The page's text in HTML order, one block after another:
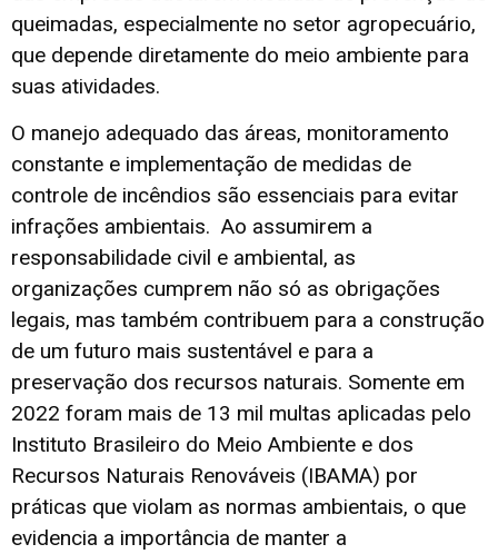
queimadas, especialmente no setor agropecuário,
que depende diretamente do meio ambiente para
suas atividades.
O manejo adequado das áreas, monitoramento
constante e implementação de medidas de
controle de incêndios são essenciais para evitar
infrações ambientais. Ao assumirem a
responsabilidade civil e ambiental, as
organizações cumprem não só as obrigações
legais, mas também contribuem para a construção
de um futuro mais sustentável e para a
preservação dos recursos naturais. Somente em
2022 foram mais de 13 mil multas aplicadas pelo
Instituto Brasileiro do Meio Ambiente e dos
Recursos Naturais Renováveis (IBAMA) por
práticas que violam as normas ambientais, o que
evidencia a importância de manter a